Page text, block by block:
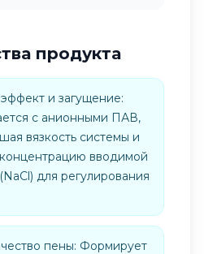
продукта
и загущение:
с анионными ПАВ,
вязкость системы и
концентрацию вводимой
для регулирования
пены: Формирует